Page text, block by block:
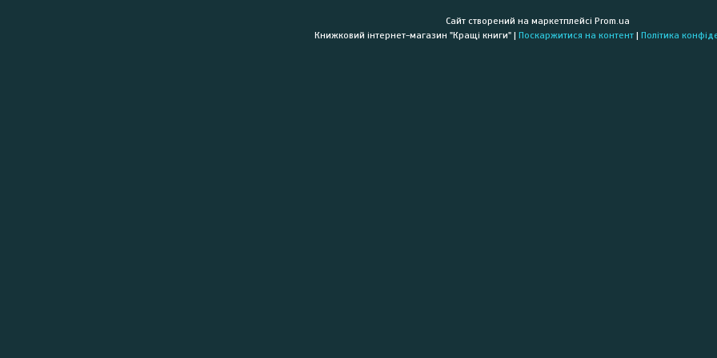
Сайт створений на маркетплейсі Prom.ua
Книжковий інтернет-магазин "Кращі книги" | Поскаржитися на контент | Політика